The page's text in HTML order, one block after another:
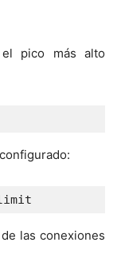
pico más alto
las conexiones